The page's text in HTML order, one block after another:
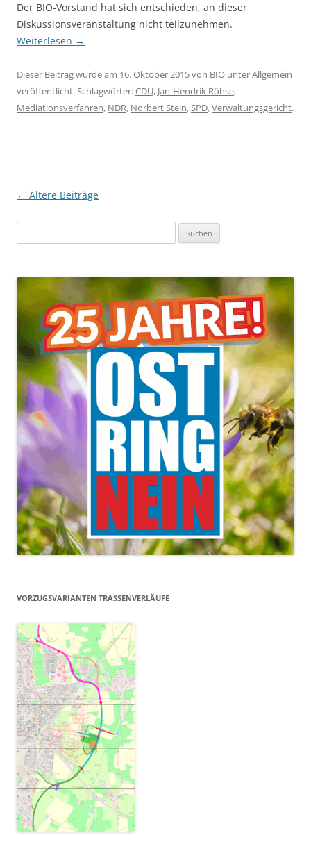
Der BIO-Vorstand hat sich entschieden, an dieser
Diskussionsveranstaltung nicht teilzunehmen.
Weiterlesen →
Dieser Beitrag wurde am 16. Oktober 2015von BIO unterAllgemein
veröffentlicht. Schlagwörter:CDU, Jan-Hendrik Röhse,
Mediationsverfahren, NDR, Norbert Stein,SPD,Verwaltungsgericht.
Beitragsnavigation
← Ältere Beiträge
nach:
VORZUGSVARIANTEN TRASSENVERLÄUFE